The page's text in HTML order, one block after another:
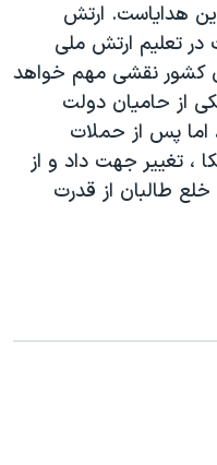
هداياست. ارتش
تعليم ارتش ملی
کشور نقشی مهم خواهد
از حاميان دولت
اما پس از حملات
، تغيير جهت داد و از
طالبان از قدرت